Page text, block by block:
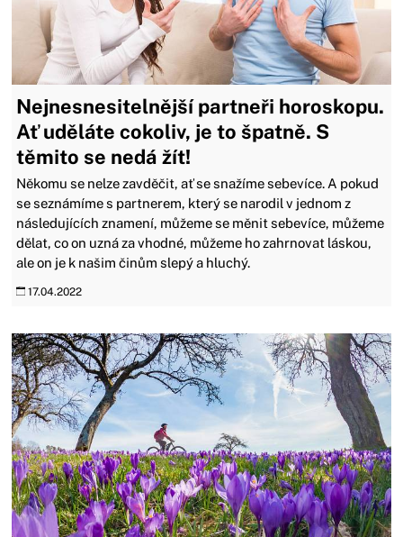
Nejnesnesitelnější partneři horoskopu.
Ať uděláte cokoliv, je to špatně. S
těmito se nedá žít!
Někomu se nelze zavděčit, ať se snažíme sebevíce. A pokud
se seznámíme s partnerem, který se narodil v jednom z
následujících znamení, můžeme se měnit sebevíce, můžeme
dělat, co on uzná za vhodné, můžeme ho zahrnovat láskou,
ale on je k našim činům slepý a hluchý.
17.04.2022